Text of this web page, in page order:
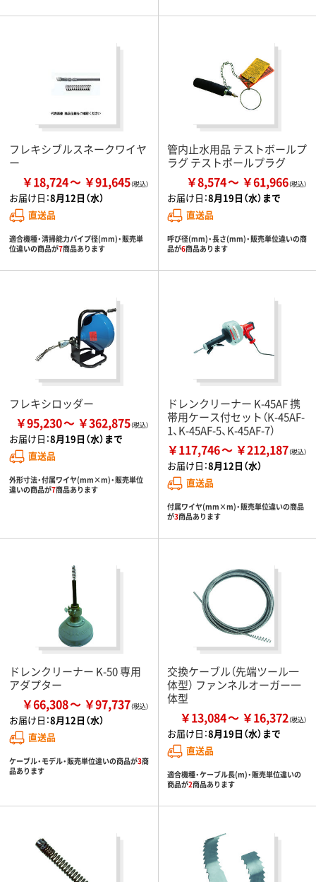
フレキシブルスネークワイヤ
ー
￥18,724 ￥91,645
お届け日：8月12日（水）
直送品
適合機種・清掃能力パイプ径(mm)・販売単
位違いの商品が7商品あります
管内止水用品 テストボールプ
ラグ テストボールプラグ
￥8,574 ￥61,966
お届け日：8月19日（水）まで
直送品
呼び径(mm)・長さ(mm)・販売単位違いの商
品が6商品あります
フレキシロッダー
￥95,230 ￥362,875
お届け日：8月19日（水）まで
直送品
外形寸法・付属ワイヤ(mm×m)・販売単位
違いの商品が7商品あります
ドレンクリーナー K-45AF 携
帯用ケース付セット（K-45AF-
1、K-45AF-5、K-45AF-7）
￥117,746 ￥212,187
お届け日：8月12日（水）
直送品
付属ワイヤ(mm×m)・販売単位違いの商品
が3商品あります
ドレンクリーナー K-50 専用
アダプター
￥66,308 ￥97,737
お届け日：8月12日（水）
直送品
ケーブル・モデル・販売単位違いの商品が3商
品あります
交換ケーブル（先端ツール一
体型） ファンネルオーガー一
体型
￥13,084 ￥16,372
お届け日：8月19日（水）まで
直送品
適合機種・ケーブル長(m)・販売単位違いの
商品が2商品あります